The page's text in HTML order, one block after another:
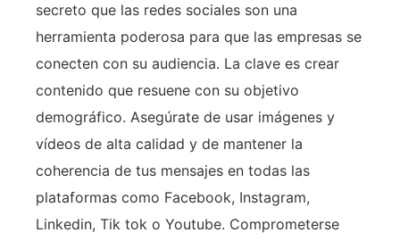
secreto que las redes sociales son una
herramienta poderosa para que las empresas se
conecten con su audiencia. La clave es crear
contenido que resuene con su objetivo
demográfico. Asegúrate de usar imágenes y
vídeos de alta calidad y de mantener la
coherencia de tus mensajes en todas las
plataformas como Facebook, Instagram,
Linkedin, Tik tok o Youtube. Comprometerse